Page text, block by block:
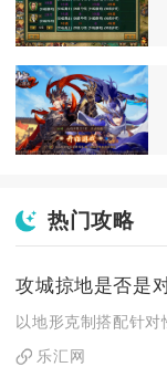
热门攻略
乐汇网